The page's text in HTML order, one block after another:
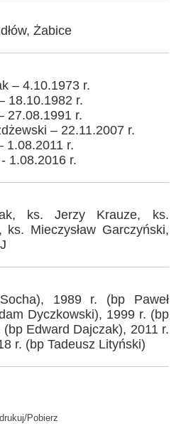
Żabice
– 4.10.1973 r.
18.10.1982 r.
27.08.1991 r.
– 22.11.2007 r.
1.08.2011 r.
1.08.2016 r.
ks. Jerzy Krauze, ks.
ks. Mieczysław Garczyński,
1989 r. (bp Paweł
Dyczkowski), 1999 r. (bp
(bp Edward Dajczak), 2011 r.
r. (bp Tadeusz Lityński)
Pobierz